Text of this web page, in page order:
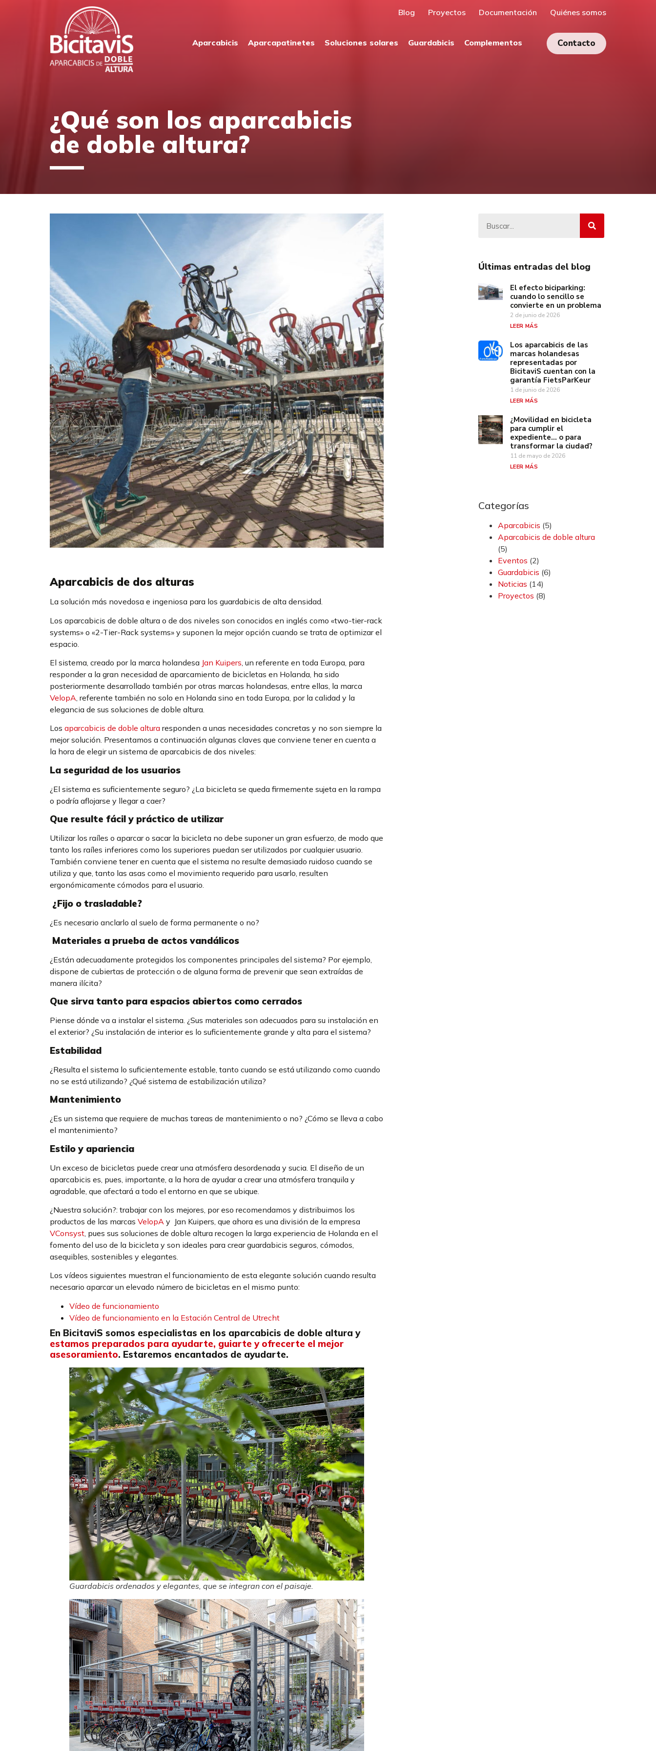
Blog Proyectos Documentación Quiénes somos
Aparcabicis Aparcapatinetes Soluciones solares Guardabicis Complementos Contacto
¿Qué son los aparcabicis
de doble altura?
Aparcabicis de dos alturas
La solución más novedosa e ingeniosa para los guardabicis de alta densidad.
Los aparcabicis de doble altura o de dos niveles son conocidos en inglés como «two-tier-rack
systems» o «2-Tier-Rack systems» y suponen la mejor opción cuando se trata de optimizar el
espacio.
El sistema, creado por la marca holandesa Jan Kuipers, un referente en toda Europa, para
responder a la gran necesidad de aparcamiento de bicicletas en Holanda, ha sido
posteriormente desarrollado también por otras marcas holandesas, entre ellas, la marca
VelopA, referente también no solo en Holanda sino en toda Europa, por la calidad y la
elegancia de sus soluciones de doble altura.
Los aparcabicis de doble altura responden a unas necesidades concretas y no son siempre la
mejor solución. Presentamos a continuación algunas claves que conviene tener en cuenta a
la hora de elegir un sistema de aparcabicis de dos niveles:
La seguridad de los usuarios
¿El sistema es suficientemente seguro? ¿La bicicleta se queda firmemente sujeta en la rampa
o podría aflojarse y llegar a caer?
Que resulte fácil y práctico de utilizar
Utilizar los raíles o aparcar o sacar la bicicleta no debe suponer un gran esfuerzo, de modo que
tanto los raíles inferiores como los superiores puedan ser utilizados por cualquier usuario.
También conviene tener en cuenta que el sistema no resulte demasiado ruidoso cuando se
utiliza y que, tanto las asas como el movimiento requerido para usarlo, resulten
ergonómicamente cómodos para el usuario.
¿Fijo o trasladable?
¿Es necesario anclarlo al suelo de forma permanente o no?
Materiales a prueba de actos vandálicos
¿Están adecuadamente protegidos los componentes principales del sistema? Por ejemplo,
dispone de cubiertas de protección o de alguna forma de prevenir que sean extraídas de
manera ilícita?
Que sirva tanto para espacios abiertos como cerrados
Piense dónde va a instalar el sistema. ¿Sus materiales son adecuados para su instalación en
el exterior? ¿Su instalación de interior es lo suficientemente grande y alta para el sistema?
Estabilidad
¿Resulta el sistema lo suficientemente estable, tanto cuando se está utilizando como cuando
no se está utilizando? ¿Qué sistema de estabilización utiliza?
Mantenimiento
¿Es un sistema que requiere de muchas tareas de mantenimiento o no? ¿Cómo se lleva a cabo
el mantenimiento?
Estilo y apariencia
Un exceso de bicicletas puede crear una atmósfera desordenada y sucia. El diseño de un
aparcabicis es, pues, importante, a la hora de ayudar a crear una atmósfera tranquila y
agradable, que afectará a todo el entorno en que se ubique.
¿Nuestra solución?: trabajar con los mejores, por eso recomendamos y distribuimos los
productos de las marcas VelopA y Jan Kuipers, que ahora es una división de la empresa
VConsyst , pues sus soluciones de doble altura recogen la larga experiencia de Holanda en el
fomento del uso de la bicicleta y son ideales para crear guardabicis seguros, cómodos,
asequibles, sostenibles y elegantes.
Los vídeos siguientes muestran el funcionamiento de esta elegante solución cuando resulta
necesario aparcar un elevado número de bicicletas en el mismo punto:
Vídeo de funcionamiento
Vídeo de funcionamiento en la Estación Central de Utrecht
En BicitaviS somos especialistas en los aparcabicis de doble altura y
estamos preparados para ayudarte, guiarte y ofrecerte el mejor
asesoramiento. Estaremos encantados de ayudarte.
Guardabicis ordenados y elegantes, que se integran con el paisaje.
Últimas entradas del blog
El efecto biciparking:
cuando lo sencillo se
convierte en un problema
2 de junio de 2026
LEER MÁS
Los aparcabicis de las
marcas holandesas
representadas por
BicitaviS cuentan con la
garantía FietsParKeur
1 de junio de 2026
LEER MÁS
¿Movilidad en bicicleta
para cumplir el
expediente… o para
transformar la ciudad?
11 de mayo de 2026
LEER MÁS
Categorías
Aparcabicis (5)
Aparcabicis de doble altura
(5)
Eventos (2)
Guardabicis (6)
Noticias (14)
Proyectos (8)